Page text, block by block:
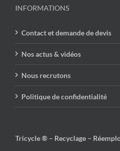
INFORMATIONS
Contact et demande de devis
Nos actus & vidéos
Nous recrutons
Politique de confidentialité
Tricycle ® – Recyclage –